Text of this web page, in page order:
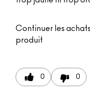
Continuer les achats
produit
0 0